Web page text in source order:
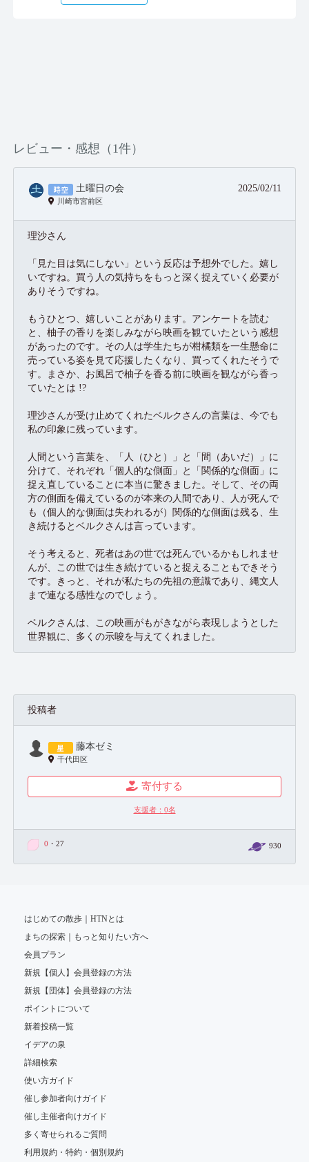
レビュー・感想（1件）
土曜日の会
川崎市宮前区
2025/02/11
理沙さん
「見た目は気にしない」という反応は予想外でした。嬉し
いですね。買う人の気持ちをもっと深く捉えていく必要が
ありそうですね。
もうひとつ、嬉しいことがあります。アンケートを読む
と、柚子の香りを楽しみながら映画を観ていたという感想
があったのです。その人は学生たちが柑橘類を一生懸命に
売っている姿を見て応援したくなり、買ってくれたそうで
す。まさか、お風呂で柚子を香る前に映画を観ながら香っ
ていたとは !?
理沙さんが受け止めてくれたベルクさんの言葉は、今でも
私の印象に残っています。
人間という言葉を、「人（ひと）」と「間（あいだ）」に
分けて、それぞれ「個人的な側面」と「関係的な側面」に
捉え直していることに本当に驚きました。そして、その両
方の側面を備えているのが本来の人間であり、人が死んで
も（個人的な側面は失われるが）関係的な側面は残る、生
き続けるとベルクさんは言っています。
そう考えると、死者はあの世では死んでいるかもしれませ
んが、この世では生き続けていると捉えることもできそう
です。きっと、それが私たちの先祖の意識であり、縄文人
まで連なる感性なのでしょう。
ベルクさんは、この映画がもがきながら表現しようとした
世界観に、多くの示唆を与えてくれました。
投稿者
藤本ゼミ
千代田区
寄付する
支援者： 0名
0 ・27 930
はじめての散歩｜HTNとは
まちの探索｜もっと知りたい方へ
会員プラン
新規【個人】会員登録の方法
新規【団体】会員登録の方法
ポイントについて
新着投稿一覧
イデアの泉
詳細検索
使い方ガイド
催し参加者向けガイド
催し主催者向けガイド
多く寄せられるご質問
利用規約・特約・個別規約